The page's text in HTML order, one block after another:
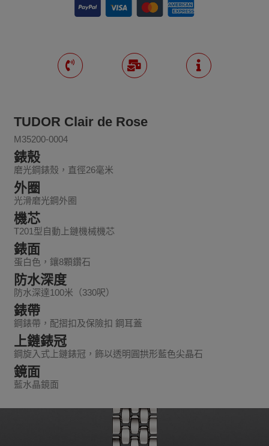
TUDOR Clair de Rose
M35200-0004
錶殼
磨光鋼錶殼，直徑26毫米
外圈
光滑磨光鋼外圈
機芯
T201型自動上鏈機械機芯
錶面
蛋白色，鑲8顆鑽石
防水深度
防水深達100米（330呎）
錶帶
鋼錶帶，配摺扣及保險扣 鋼耳蓋
上鏈錶冠
鋼旋入式上鏈錶冠，飾以透明圓拱形藍色尖晶石
鏡面
藍水晶鏡面